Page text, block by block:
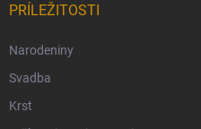
PRÍLEŽITOSTI
Narodeniny
Svadba
Krst